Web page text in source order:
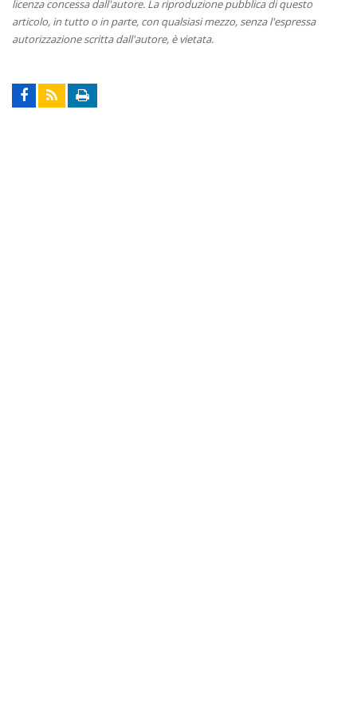
licenza concessa dall'autore. La riproduzione pubblica di questo
articolo, in tutto o in parte, con qualsiasi mezzo, senza l'espressa
autorizzazione scritta dall'autore, è vietata.